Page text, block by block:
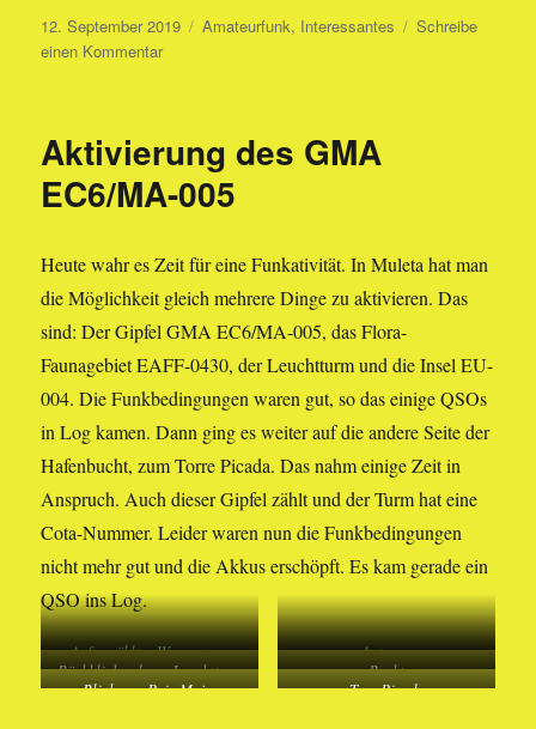
Veröffentlicht
am
12. September 2019 Kategorien
Amateurfunk, Interessantes
Schreibe
einen Kommentarzu
Stausee
Soller
Aktivierung des GMA
EC6/MA-005
Heute wahr es Zeit für eine Funkativität. In Muleta hat man
die Möglichkeit gleich mehrere Dinge zu aktivieren. Das
sind: Der Gipfel GMA EC6/MA-005, das Flora-
Faunagebiet EAFF-0430, der Leuchtturm und die Insel EU-
004. Die Funkbedingungen waren gut, so das einige QSOs
in Log kamen. Dann ging es weiter auf die andere Seite der
Hafenbucht, zum Torre Picada. Das nahm einige Zeit in
Anspruch. Auch dieser Gipfel zählt und der Turm hat eine
Cota-Nummer. Leider waren nun die Funkbedingungen
nicht mehr gut und die Akkus erschöpft. Es kam gerade ein
QSO ins Log.
Aufgewühltes Wasser vom
Gewitter
Antenne
Rückblickend zum Leuchtturm
Bucht
Blick zum Puig Major
Tore Picada